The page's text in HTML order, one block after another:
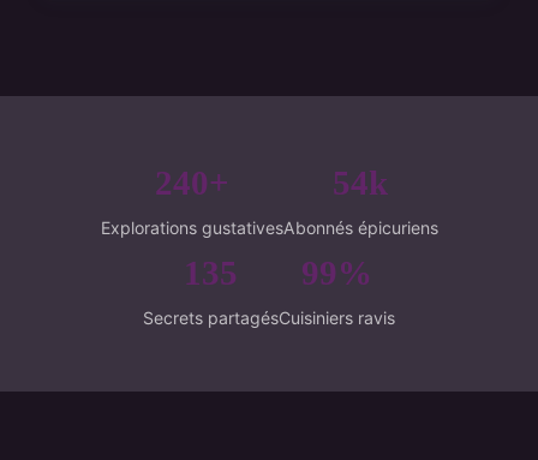
240+
Explorations gustatives
54k
Abonnés épicuriens
135
Secrets partagés
99%
Cuisiniers ravis